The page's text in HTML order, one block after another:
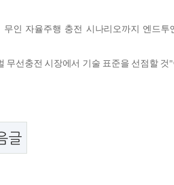
인 자율주행 충전 시나리오까지 엔드투
무선충전 시장에서 기술 표준을 선점할 것
글